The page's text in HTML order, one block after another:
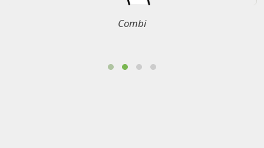
Combinez un fond de ca